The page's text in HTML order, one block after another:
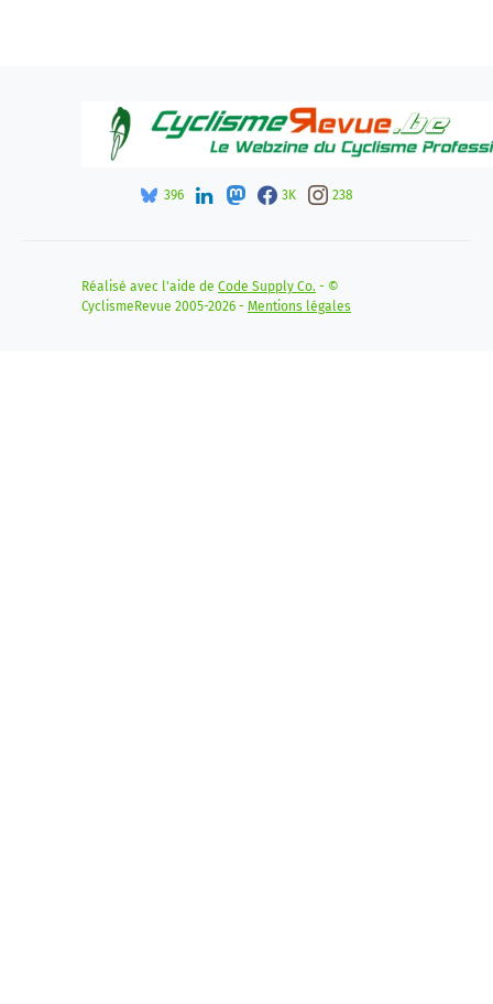
396 3K 238
Réalisé avec l'aide de Code Supply Co. - ©
CyclismeRevue 2005-2026 - Mentions légales